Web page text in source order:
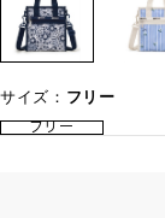
サイズ： フリー
フリー